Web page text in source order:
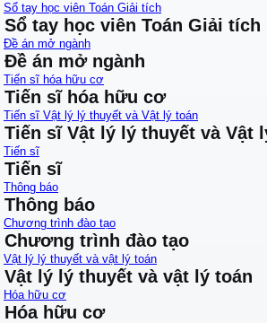
Sổ tay học viên Toán Giải tích
Sổ tay học viên Toán Giải tích
Đề án mở ngành
Đề án mở ngành
Tiến sĩ hóa hữu cơ
Tiến sĩ hóa hữu cơ
Tiến sĩ Vật lý lý thuyết và Vật lý toán
Tiến sĩ Vật lý lý thuyết và Vật
Tiến sĩ
Tiến sĩ
Thông báo
Thông báo
Chương trình đào tạo
Chương trình đào tạo
Vật lý lý thuyết và vật lý toán
Vật lý lý thuyết và vật lý toán
Hóa hữu cơ
Hóa hữu cơ